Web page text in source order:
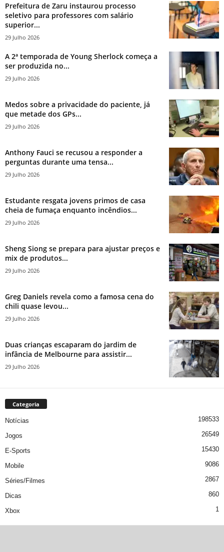
Prefeitura de Zaru instaurou processo
seletivo para professores com salário
superior...
29 Julho 2026
A 2ª temporada de Young Sherlock começa a
ser produzida no...
29 Julho 2026
Medos sobre a privacidade do paciente, já
que metade dos GPs...
29 Julho 2026
Anthony Fauci se recusou a responder a
perguntas durante uma tensa...
29 Julho 2026
Estudante resgata jovens primos de casa
cheia de fumaça enquanto incêndios...
29 Julho 2026
Sheng Siong se prepara para ajustar preços e
mix de produtos...
29 Julho 2026
Greg Daniels revela como a famosa cena do
chili quase levou...
29 Julho 2026
Duas crianças escaparam do jardim de
infância de Melbourne para assistir...
29 Julho 2026
Categoria
Notícias 198533
Jogos 26549
E-Sports 15430
Mobile 9086
Séries/Filmes 2867
Dicas 860
Xbox 1